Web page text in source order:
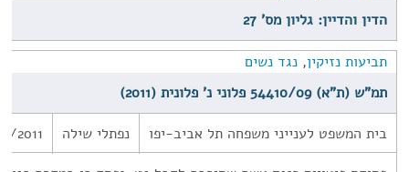
הדין והדיין: גליון מס' 27
תביעות נזיקין,נגד נשים
תמ"ש (ת"א) 54410/09 פלוני נ' פלונית (2011)
בית המשפט לענייני משפחה תל אביב-יפו נפתלי שילה
2011